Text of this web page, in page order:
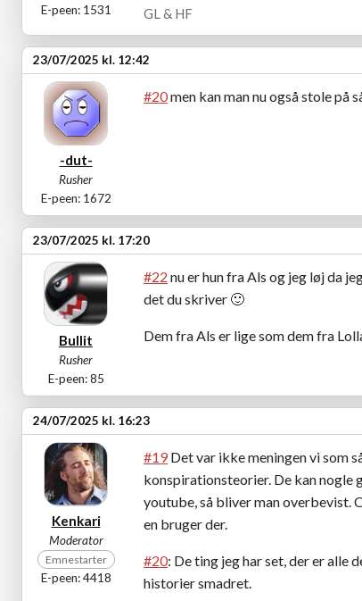
E-peen: 1531
GL & HF
23/07/2025 kl. 12:42
-dut-
Rusher
E-peen: 1672
#20men kan man nu også stole på
23/07/2025 kl. 17:20
Bullit
Rusher
E-peen: 85
#22 nu er hun fra Als og jeg løj da
det du skriver 🙂
Dem fra Als er lige som dem fra
24/07/2025 kl. 16:23
Kenkari
Moderator
Emnestarter
E-peen: 4418
#19 Det var ikke meningen vi som
konspirationsteorier. De kan nogle
youtube, så bliver man overbevist.
en bruger der.
#20: De ting jeg har set, der er alle
historier smadret.